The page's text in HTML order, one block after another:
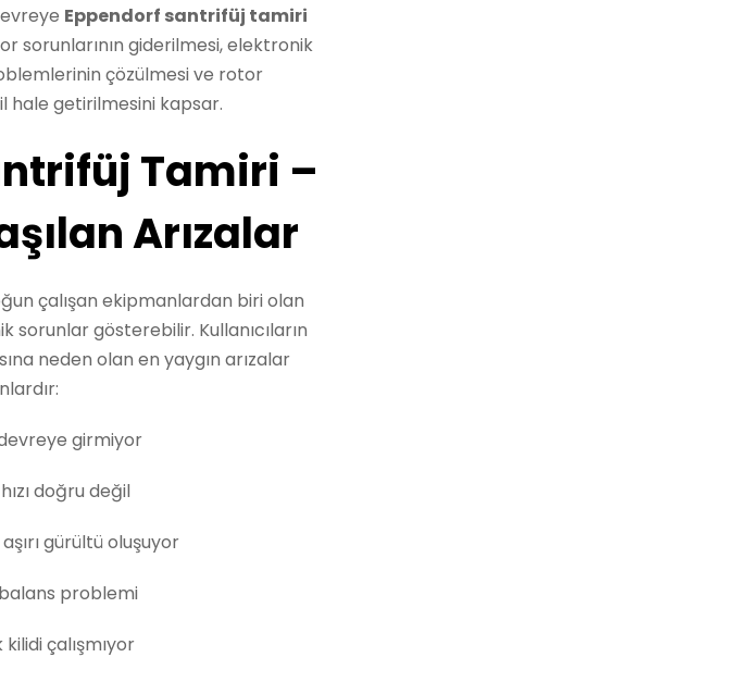
Eppendorf santrifüj tamiri
sorunlarının giderilmesi, elektronik
çözülmesi ve rotor
hale getirilmesini kapsar.
Tamiri –
Arızalar
çalışan ekipmanlardan biri olan
gösterebilir. Kullanıcıların
neden olan en yaygın arızalar
girmiyor
doğru değil
gürültü oluşuyor
problemi
çalışmıyor